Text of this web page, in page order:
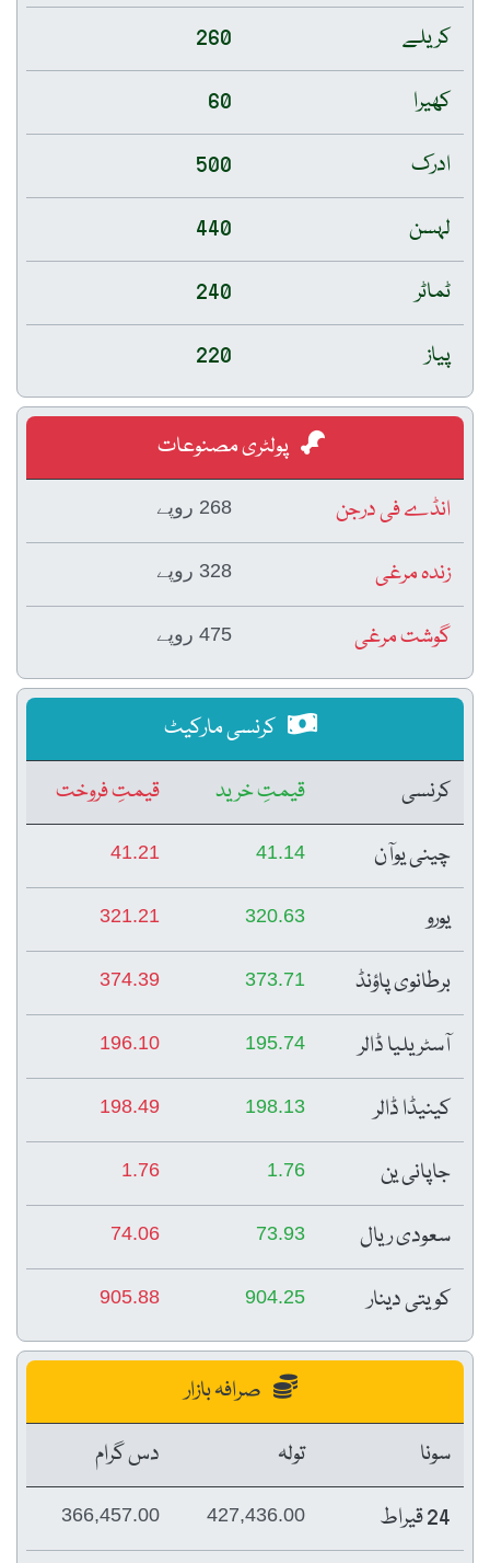
کریلے
260
کھیرا
60
ادرک
500
لہسن
440
ٹماٹر
240
پیاز
220
پولٹری مصنوعات
انڈے فی درجن
268 روپے
زندہ مرغی 328 روپے
گوشت مرغی 475 روپے
کرنسی مارکیٹ
کرنسی
قیمتِ خرید
قیمتِ فروخت
چینی یوآن
41.14
41.21
یورو 320.63
321.21
برطانوی پاؤنڈ 373.71
374.39
آسٹریلیا ڈالر 195.74
196.10
کینیڈا ڈالر 198.13
198.49
جاپانی ین 1.76
1.76
سعودی ریال 73.93
74.06
کویتی دینار 904.25
905.88
صرافہ بازار
سونا
تولہ
دس گرام
24 قیراط
427,436.00
366,457.00